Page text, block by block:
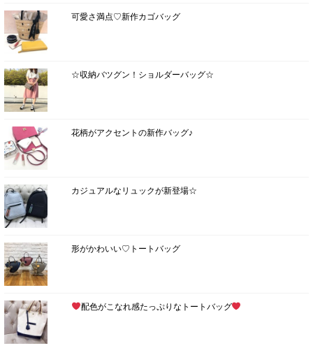
可愛さ満点♡新作カゴバッグ
☆収納バツグン！ショルダーバッグ☆
花柄がアクセントの新作バッグ♪
カジュアルなリュックが新登場☆
形がかわいい♡トートバッグ
配色がこなれ感たっぷりなトートバッグ